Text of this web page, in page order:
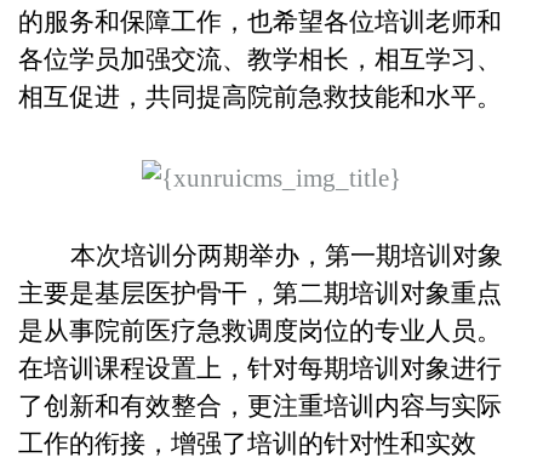
的服务和保障工作，也希望各位培训老师和
各位学员加强交流、教学相长，相互学习、
相互促进，共同提高院前急救技能和水平。
本次培训 分两期举办，第一期培训对象
主要是基层医护骨干，第二期培训对象重点
是从事院前医疗急救调度岗位的专业人员。
在培训课程设置上，针对每期培训对象进行
了创新和有效整合，更注重培训内容与实际
工作的衔接，增强了培训的针对性和实效